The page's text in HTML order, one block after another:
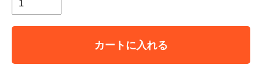
カートに入れる